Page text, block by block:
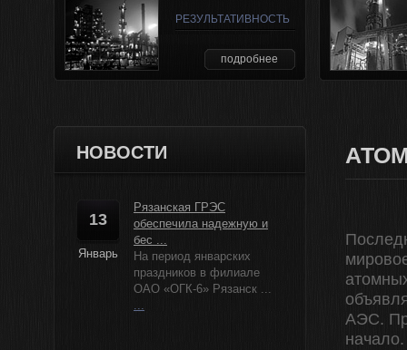
РЕЗУЛЬТАТИВНОСТЬ
подробнее
НОВОСТИ
13
Январь
Рязанская ГРЭС
обеспечила надежную и
бес ...
На период январских
праздников в филиале
ОАО «ОГК-6» Рязанск ...
...
АЭС.
начало.